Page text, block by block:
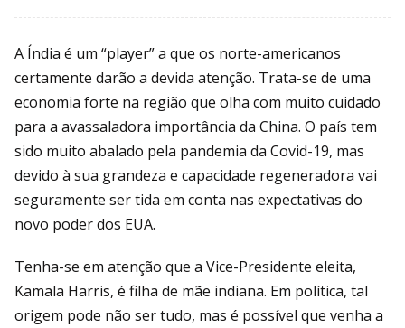
A Índia é um “player” a que os norte-americanos
certamente darão a devida atenção. Trata-se de uma
economia forte na região que olha com muito cuidado
para a avassaladora importância da China. O país tem
sido muito abalado pela pandemia da Covid-19, mas
devido à sua grandeza e capacidade regeneradora vai
seguramente ser tida em conta nas expectativas do
novo poder dos EUA.
Tenha-se em atenção que a Vice-Presidente eleita,
Kamala Harris, é filha de mãe indiana. Em política, tal
origem pode não ser tudo, mas é possível que venha a